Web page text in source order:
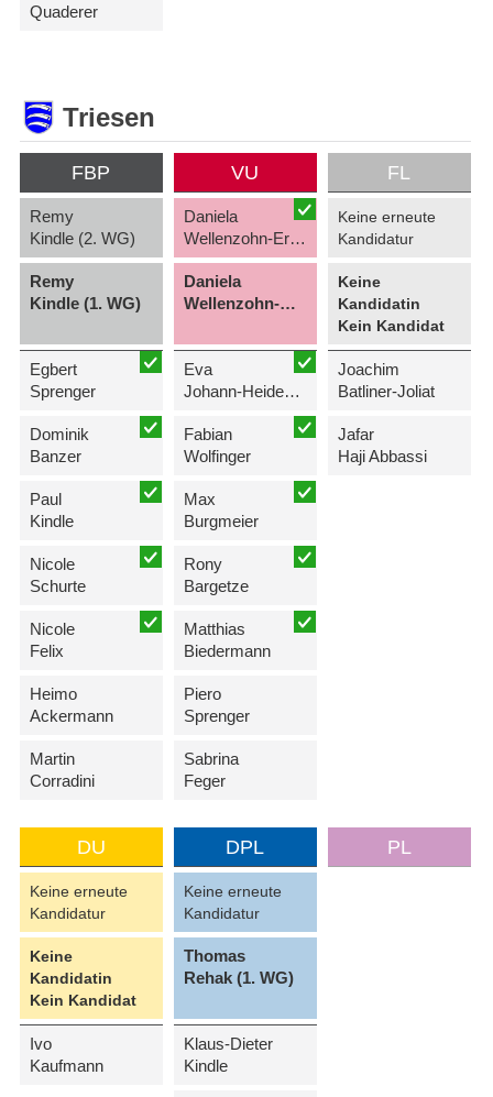
Quaderer
Triesen
FBP
Remy
Kindle (2. WG)
Remy
Kindle (1. WG)
Egbert
Sprenger
Dominik
Banzer
Paul
Kindle
Nicole
Schurte
Nicole
Felix
Heimo
Ackermann
Martin
Corradini
VU
Daniela
Wellenzohn-Erne (2. WG)
Daniela
Wellenzohn-Erne (1. WG)
Eva
Johann-Heidegger
Fabian
Wolfinger
Max
Burgmeier
Rony
Bargetze
Matthias
Biedermann
Piero
Sprenger
Sabrina
Feger
FL
Keine erneute
Kandidatur
Keine
Kandidatin
Kein Kandidat
Joachim
Batliner-Joliat
Jafar
Haji Abbassi
DU
Keine erneute
Kandidatur
Keine
Kandidatin
Kein Kandidat
Ivo
Kaufmann
DPL
Keine erneute
Kandidatur
Thomas
Rehak (1. WG)
Klaus-Dieter
Kindle
PL